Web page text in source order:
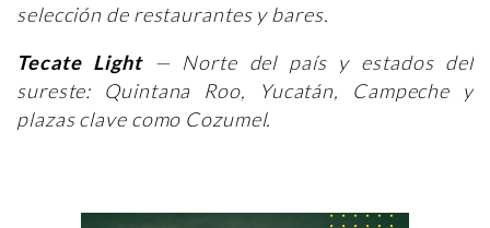
selección de restaurantes y bares.
Tecate Light — Norte del país y estados del
sureste: Quintana Roo, Yucatán, Campeche y
plazas clave como Cozumel.